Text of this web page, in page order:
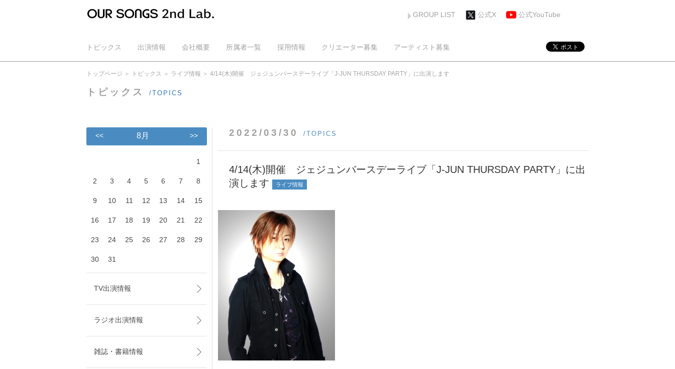
GROUP LIST 公式X 公式YouTube
トピックス 出演情報 会社概要 所属者一覧 採用情報 クリエーター募集
アーティスト募集
公式YouTube
トップページ トピックス ライブ情報 4/14(木)開催 ジェジュンバースデーライブ「J-JUN THURSDAY PARTY」に出演します
トピックス /TOPICS
2022/03/30 /TOPICS
4/14(木)開催 ジェジュンバースデーライブ「J-JUN THURSDAY PARTY」に出
演します
ライブ情報
<< 8月 >>
1
2 3 4 5 6 7 8
9 10 11 12 13 14 15
16 17 18 19 20 21 22
23 24 25 26 27 28 29
30 31
TV出演情報
ラジオ出演情報
雑誌・書籍情報